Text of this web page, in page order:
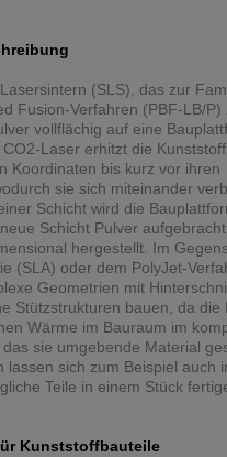
(SLS), das zur
Fusion-Verfahren (PBF-LB/P)
vollflächig auf eine
Laser erhitzt die
Koordinaten bis kurz vor ihren
sie sich miteinander
Schicht wird die
Schicht Pulver
hergestellt. Im
(SLA) oder dem PolyJet-
Geometrien mit
Stützstrukturen bauen, da die
Wärme im Bauraum im
sie umgebende Material
lassen sich zum Beispiel auch
Teile in einem Stück
Kunststoffbauteile